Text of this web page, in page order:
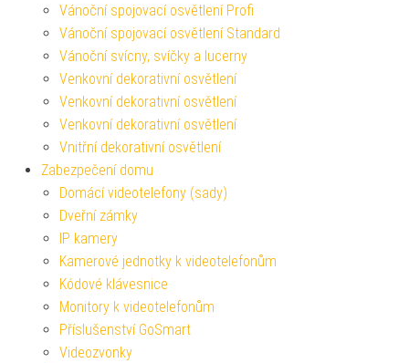
Vánoční spojovací osvětlení Profi
Vánoční spojovací osvětlení Standard
Vánoční svícny, svíčky a lucerny
Venkovní dekorativní osvětlení
Venkovní dekorativní osvětlení
Venkovní dekorativní osvětlení
Vnitřní dekorativní osvětlení
Zabezpečení domu
Domácí videotelefony (sady)
Dveřní zámky
IP kamery
Kamerové jednotky k videotelefonům
Kódové klávesnice
Monitory k videotelefonům
Příslušenství GoSmart
Videozvonky